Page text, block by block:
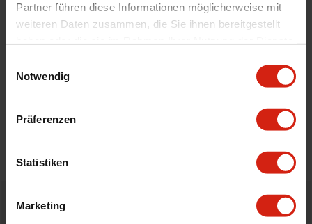
Partner führen diese Informationen möglicherweise mit
weiteren Daten zusammen, die Sie ihnen bereitgestellt
Notwendig
Präferenzen
Statistiken
Marketing
Details
Bewertungen
Bestellt vor 16:00 Uhr